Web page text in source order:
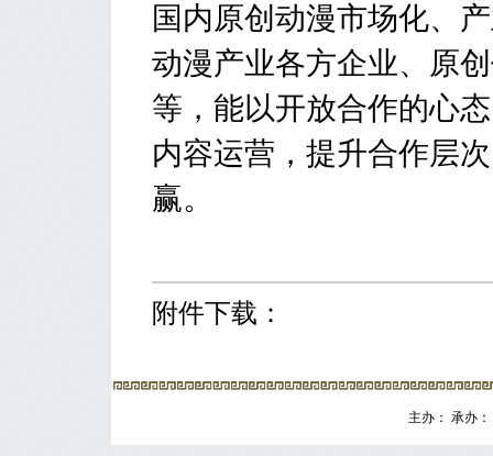
国内原创动漫市场化、
动漫产业各方企业、原
等，能以开放合作的心
内容运营，提升合作层
赢。
附件下载：
主办： 承办